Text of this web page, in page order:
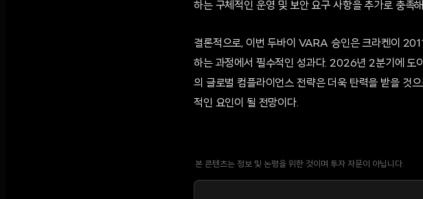
하는 구체적인 운영 및 보안 요구 사항을 추가로 충족
결론적으로, 이번 두바이 VARA 승인은 크라켄이
하는 과정에서 필수적인 성과다. 2026년 2분기에 도
의 글로벌 컴플라이언스 전략은 더욱 탄력을 받을 것
적인 요인이 될 전망이다.
본 콘텐츠는 정보 및 논평을 위한 것이며 투자 자문이 아닙니다.